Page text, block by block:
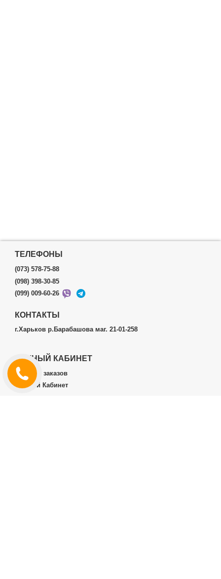
ТЕЛЕФОНЫ
(073) 578-75-88
(098) 398-30-85
(099) 009-60-26
КОНТАКТЫ
г.Харьков р.Барабашова маг. 21-01-258
ЛИЧНЫЙ КАБИНЕТ
История заказов
Личный Кабинет